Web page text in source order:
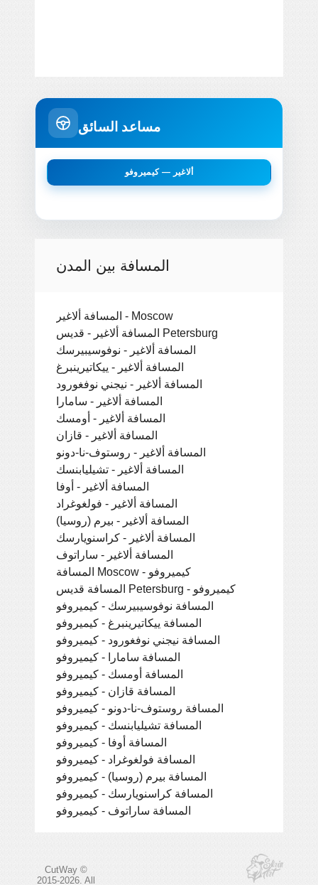
مساعد السائق
ألاغير — كيميروفو
المسافة بين المدن
المسافة ألاغير - Moscow
المسافة ألاغير - قديس Petersburg
المسافة ألاغير - نوفوسيبيرسك
المسافة ألاغير - ييكاتيرينبرغ
المسافة ألاغير - نيجني نوفغورود
المسافة ألاغير - سامارا
المسافة ألاغير - أومسك
المسافة ألاغير - قازان
المسافة ألاغير - روستوف-نا-دونو
المسافة ألاغير - تشيليابنسك
المسافة ألاغير - أوفا
المسافة ألاغير - فولغوغراد
المسافة ألاغير - بيرم (روسيا)
المسافة ألاغير - كراسنويارسك
المسافة ألاغير - ساراتوف
المسافة Moscow - كيميروفو
المسافة قديس Petersburg - كيميروفو
المسافة نوفوسيبيرسك - كيميروفو
المسافة ييكاتيرينبرغ - كيميروفو
المسافة نيجني نوفغورود - كيميروفو
المسافة سامارا - كيميروفو
المسافة أومسك - كيميروفو
المسافة قازان - كيميروفو
المسافة روستوف-نا-دونو - كيميروفو
المسافة تشيليابنسك - كيميروفو
المسافة أوفا - كيميروفو
المسافة فولغوغراد - كيميروفو
المسافة بيرم (روسيا) - كيميروفو
المسافة كراسنويارسك - كيميروفو
المسافة ساراتوف - كيميروفو
CutWay ©
2015-2026. All